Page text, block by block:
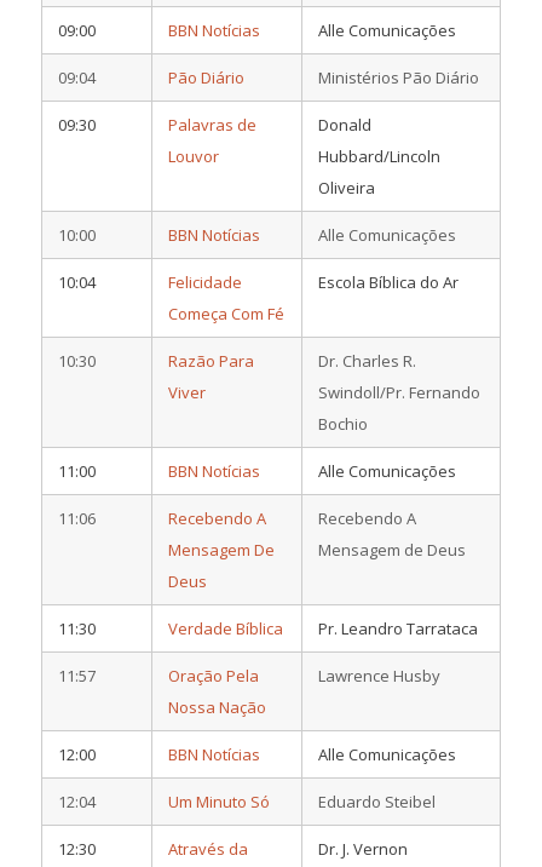
09:00 BBN Notícias Alle Comunicações
09:04 Pão Diário Ministérios Pão Diário
09:30
Palavras de
Louvor
Donald
Hubbard/Lincoln
Oliveira
10:00 BBN Notícias Alle Comunicações
10:04
Felicidade
Começa Com Fé
Escola Bíblica do Ar
10:30
Razão Para
Viver
Dr. Charles R.
Swindoll/Pr. Fernando
Bochio
11:00 BBN Notícias Alle Comunicações
11:06
Recebendo A
Mensagem De
Deus
Recebendo A
Mensagem de Deus
11:30 Verdade Bíblica Pr. Leandro Tarrataca
11:57
Oração Pela
Nossa Nação
Lawrence Husby
12:00 BBN Notícias Alle Comunicações
12:04 Um Minuto Só Eduardo Steibel
12:30
Através da
Dr. J. Vernon